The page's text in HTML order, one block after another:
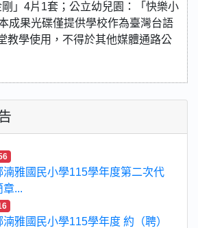
剛」4片1套；公立幼兒園：「快樂小
成果光碟僅提供學校作為臺灣台語
教學使用，不得於其他媒體通路公
湳雅國民小學115學年度第二次代
...
雅國民小學115學年度 約（聘）